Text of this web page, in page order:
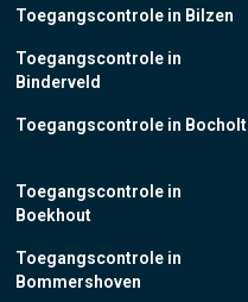
Toegangscontrole in Bilzen
Toegangscontrole in
Binderveld
Toegangscontrole in Bocholt
Toegangscontrole in
Boekhout
Toegangscontrole in
Bommershoven